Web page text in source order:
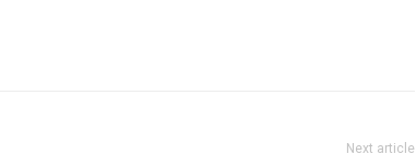
Next article